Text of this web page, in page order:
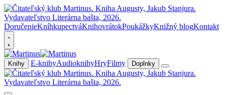
DoručenieKníhkupectváKnihovrátokPoukážkyKnižný blogKontakt
Knihy E-knihyAudioknihyHryFilmy Doplnky